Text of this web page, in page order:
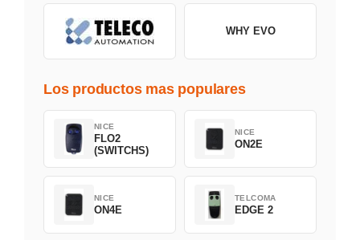
WHY EVO
Los productos mas populares
NICE
FLO2
(SWITCHS)
NICE
ON2E
NICE
ON4E
TELCOMA
EDGE 2